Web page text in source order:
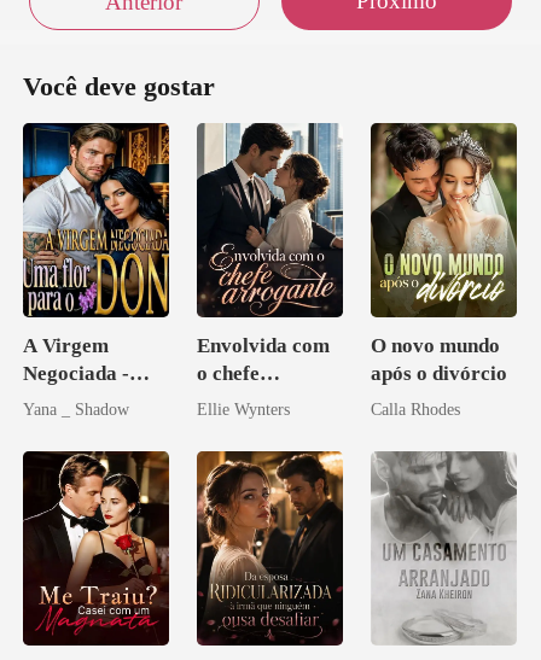
Você deve gostar
A Virgem
Negociada -
Uma flor para o
Yana _ Shadow
Envolvida com
o chefe
arrogante
Ellie Wynters
O novo mundo
após o divórcio
Calla Rhodes